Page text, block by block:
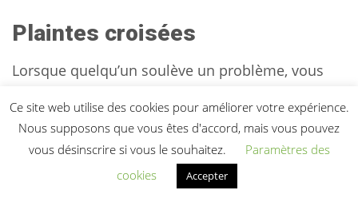
Plaintes croisées
Lorsque quelqu’un soulève un problème, vous
complètement différent qui vous dérange.
Vous dites : « Peux-tu s’il te plaît ranger tes
chaussures dans le placard quand tu rentres à la
Ce site web utilise des cookies pour améliorer votre expérience.
Nous supposons que vous êtes d'accord, mais vous pouvez
vous désinscrire si vous le souhaitez.
Paramètres des
cookies
Accepter